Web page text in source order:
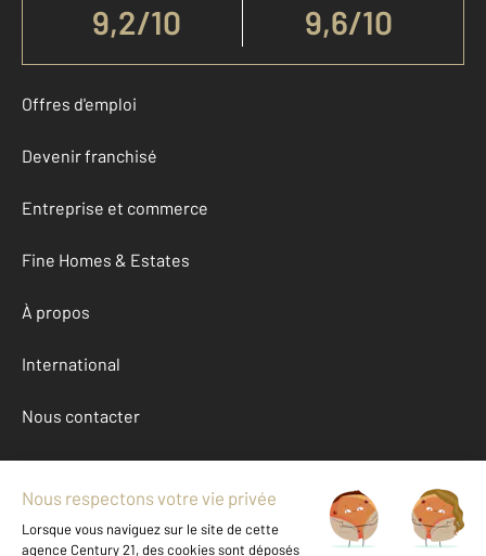
9,2/10 9,6/10
Offres d'emploi
Devenir franchisé
Entreprise et commerce
Fine Homes & Estates
À propos
International
Nous contacter
Mentions légales & CGU et Barèmes d'honoraires
Données personnelles